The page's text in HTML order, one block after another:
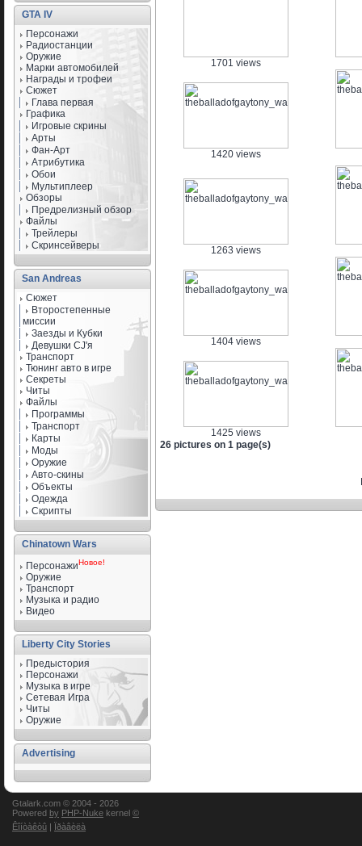
GTA IV
Персонажи
Радиостанции
Оружие
Марки автомобилей
Награды и трофеи
Сюжет
Глава первая
Графика
Игровые скрины
Арты
Фан-Арт
Атрибутика
Обои
Мультиплеер
Обзоры
Предрелизный обзор
Файлы
Трейлеры
Скринсейверы
San Andreas
Сюжет
Второстепенные
миссии
Заезды и Кубки
Девушки CJ'я
Транспорт
Тюнинг авто в игре
Секреты
Читы
Файлы
Программы
Транспорт
Карты
Моды
Оружие
Авто-скины
Объекты
Одежда
Скрипты
Chinatown Wars
ПерсонажиНовое!
Оружие
Транспорт
Музыка и радио
Видео
Liberty City Stories
Предыстория
Персонажи
Музыка в игре
Сетевая Игра
Читы
Оружие
Advertising
1701 views
1420 views
1263 views
1404 views
1425 views
26 pictures on 1 page(s)
Gtalark.com © 2004 - 2026
Powered by PHP-Nuke kernel ©
Êîíòàêòû | Ïðàâèëà